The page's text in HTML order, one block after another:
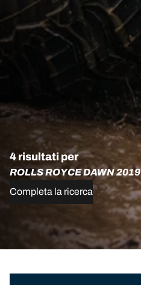
4 risultati per
ROLLS ROYCE DAWN 2019
Completa la ricerca